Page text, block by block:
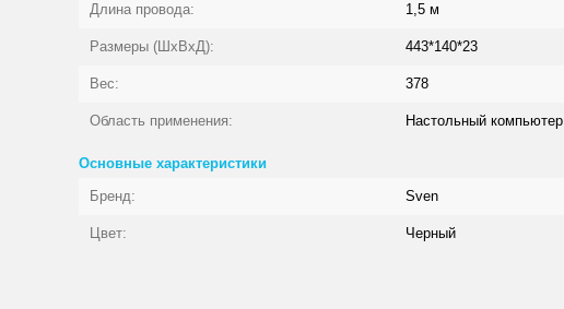
Длина провода: 1,5 м
Размеры (ШxВxД): 443*140*23
Вес: 378
Область применения: Настольный компьютер
Основные характеристики
Бренд:
Sven
Цвет: Черный